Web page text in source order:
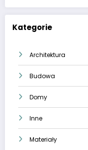
Kategorie
Architektura
Budowa
Domy
Inne
Materiały